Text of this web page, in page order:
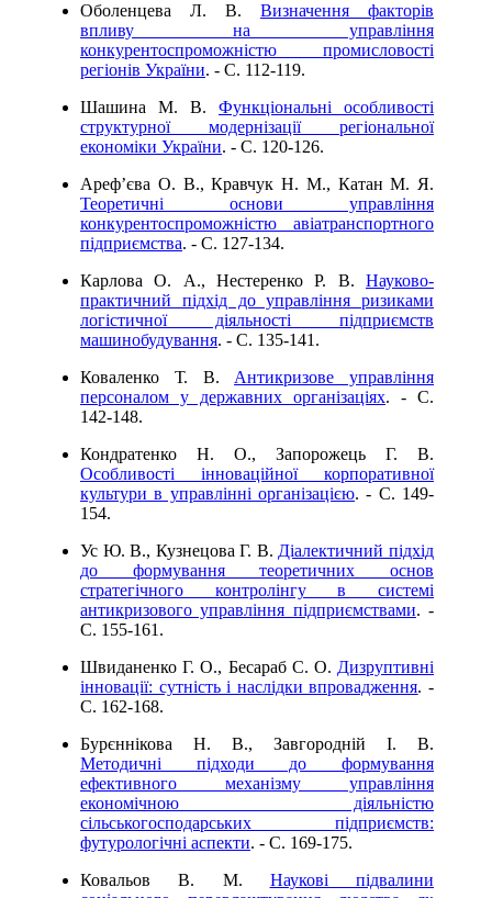
Оболенцева Л. В. Визначення факторів
впливу на управління
конкурентоспроможністю промисловості
регіонів України. - C. 112-119.
Шашина М. В. Функціональні особливості
структурної модернізації регіональної
економіки України. - C. 120-126.
Ареф’єва О. В., Кравчук Н. М., Катан М. Я.
Теоретичні основи управління
конкурентоспроможністю авіатранспортного
підприємства. - C. 127-134.
Карлова О. А., Нестеренко Р. В. Науково-
практичний підхід до управління ризиками
логістичної діяльності підприємств
машинобудування. - C. 135-141.
Коваленко Т. В. Антикризове управління
персоналом у державних організаціях. - C.
142-148.
Кондратенко Н. О., Запорожець Г. В.
Особливості інноваційної корпоративної
культури в управлінні організацією. - C. 149-
154.
Ус Ю. В., Кузнецова Г. В. Діалектичний підхід
до формування теоретичних основ
стратегічного контролінгу в системі
антикризового управління підприємствами. -
C. 155-161.
Швиданенко Г. О., Бесараб С. О. Дизруптивні
інновації: сутність і наслідки впровадження. -
C. 162-168.
Бурєннікова Н. В., Завгородній І. В.
Методичні підходи до формування
ефективного механізму управління
економічною діяльністю
сільськогосподарських підприємств:
футурологічні аспекти. - C. 169-175.
Ковальов В. М. Наукові підвалини